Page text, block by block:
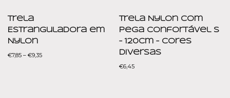
Trela
Estranguladora em
Nylon
€7,85 – €9,35
Trela Nylon com
Pega Confortável S
– 120cm – Cores
diversas
€6,45